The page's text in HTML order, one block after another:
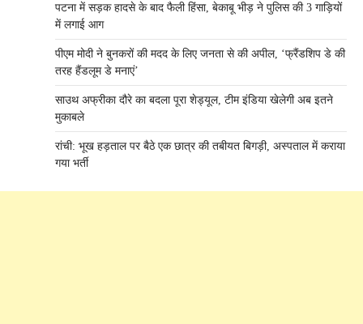
पटना में सड़क हादसे के बाद फैली हिंसा, बेकाबू भीड़ ने पुलिस की 3 गाड़ियों
में लगाई आग
पीएम मोदी ने बुनकरों की मदद के लिए जनता से की अपील, ‘फ्रैंडशिप डे की
तरह हैंडलूम डे मनाएं’
साउथ अफ्रीका दौरे का बदला पूरा शेड्यूल, टीम इंडिया खेलेगी अब इतने
मुकाबले
रांची: भूख हड़ताल पर बैठे एक छात्र की तबीयत बिगड़ी, अस्पताल में कराया
गया भर्ती